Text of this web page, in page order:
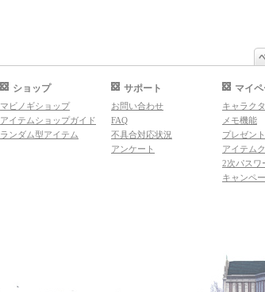
ショップ
マビノギショップ
アイテムショップガイド
ランダム型アイテム
サポート
お問い合わせ
FAQ
不具合対応状況
アンケート
マイ
キャラク
メモ機能
プレゼン
アイテム
2次パスワ
キャンペ